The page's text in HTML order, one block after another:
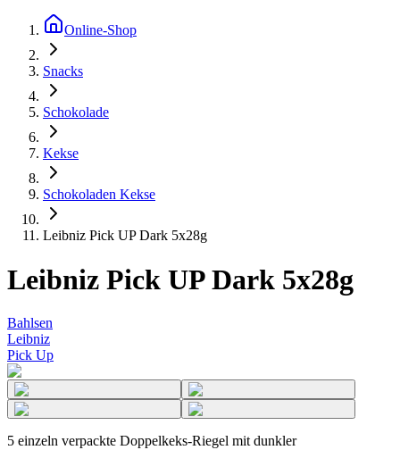
Online-Shop
Snacks
Schokolade
Kekse
Schokoladen Kekse
Leibniz Pick UP Dark 5x28g
Leibniz Pick UP Dark 5x28g
Bahlsen
Leibniz
Pick Up
5 einzeln verpackte Doppelkeks-Riegel mit dunkler